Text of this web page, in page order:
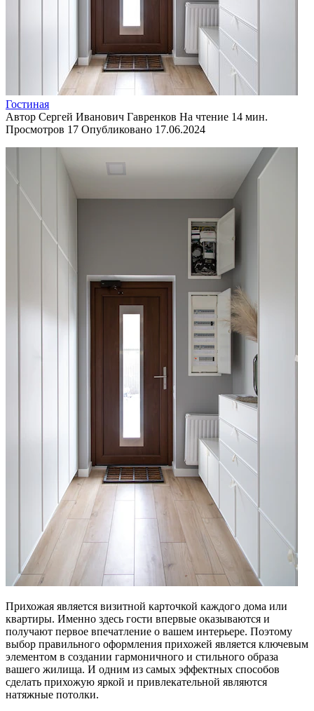
Гостиная
Автор Сергей Иванович Гавренков На чтение 14 мин.
Просмотров 17 Опубликовано 17.06.2024
Прихожая является визитной карточкой каждого дома или
квартиры. Именно здесь гости впервые оказываются и
получают первое впечатление о вашем интерьере. Поэтому
выбор правильного оформления прихожей является ключевым
элементом в создании гармоничного и стильного образа
вашего жилища. И одним из самых эффектных способов
сделать прихожую яркой и привлекательной являются
натяжные потолки.